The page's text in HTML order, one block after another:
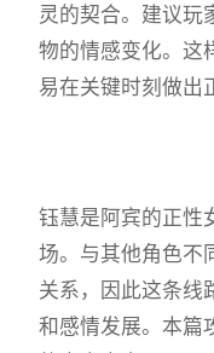
灵的契合。建议玩
物的情感变化。这
易在关键时刻做出
钰慧是阿宾的正性
场。与其他角色不
关系，因此这条线
和感情发展。本篇